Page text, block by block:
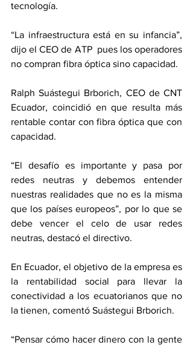
tecnología.
“La infraestructura está en su infancia”,
dijo el CEO de ATP  pues los operadores
no compran fibra óptica sino capacidad.
Ralph Suástegui Brborich, CEO de CNT
Ecuador, coincidió en que resulta más
rentable contar con fibra óptica que con
capacidad.
“El desafío es importante y pasa por
redes neutras y debemos entender
nuestras realidades que no es la misma
que los países europeos”, por lo que se
debe vencer el celo de usar redes
neutras, destacó el directivo.
En Ecuador, el objetivo de la empresa es
la rentabilidad social para llevar la
conectividad a los ecuatorianos que no
la tienen, comentó Suástegui Brborich.
“Pensar cómo hacer dinero con la gente